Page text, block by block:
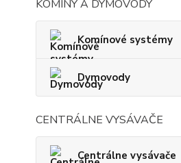
KOMÍNY A DYMOVODY
Komínové systémy
Dymovody
CENTRÁLNE VYSÁVAČE
Centrálne vysávače